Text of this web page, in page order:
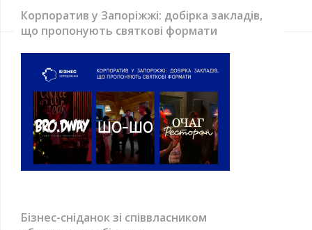
Корпоратив у Запоріжжі: добірка закладів,
що пропонують святкові формати
Бізнес-сніданок зі співвласником